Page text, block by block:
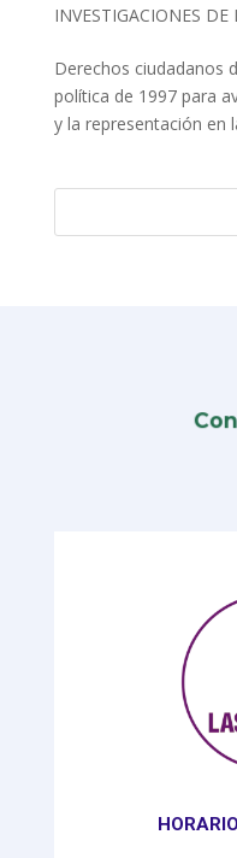
INVESTIGACIONES
Derechos ciudadanos
política de 1997 para
y la representación en